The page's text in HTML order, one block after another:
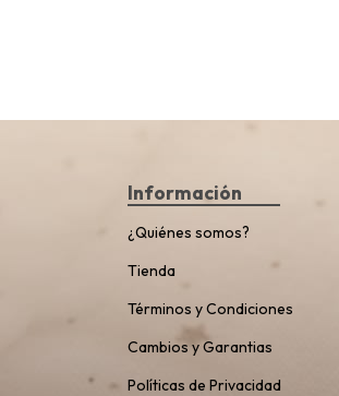
Información
¿Quiénes somos?
Tienda
Términos y Condiciones
Cambios y Garantias
Políticas de Privacidad